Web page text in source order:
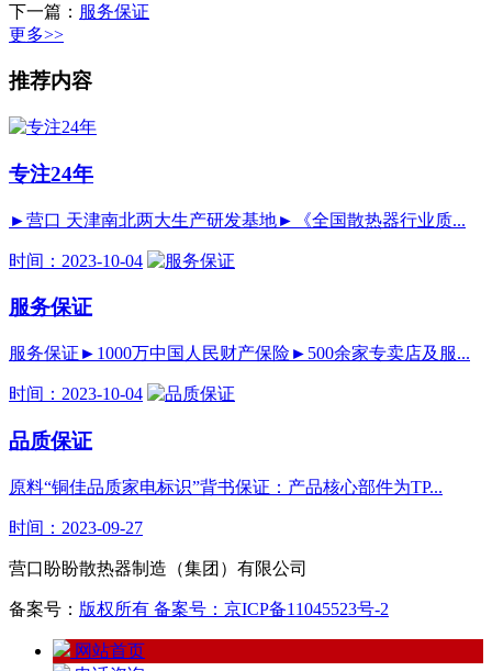
下一篇： 服务保证
更多>>
推荐内容
专注24年
►营口 天津南北两大生产研发基地►《全国散热器行业质...
时间：2023-10-04
服务保证
服务保证►1000万中国人民财产保险►500余家专卖店及服...
时间：2023-10-04
品质保证
原料“铜佳品质家电标识”背书保证：产品核心部件为TP...
时间：2023-09-27
营口盼盼散热器制造（集团）有限公司
备案号： 版权所有 备案号：京ICP备11045523号-2
网站首页